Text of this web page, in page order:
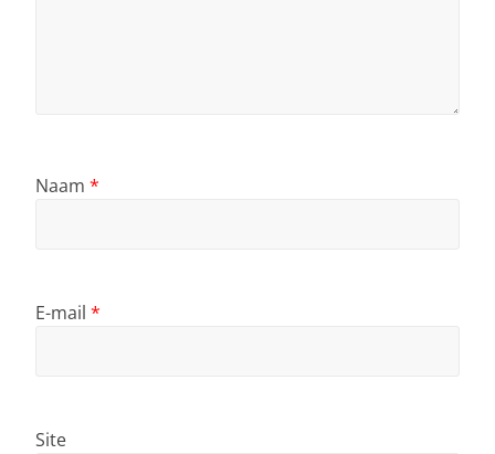
Naam *
E-mail *
Site